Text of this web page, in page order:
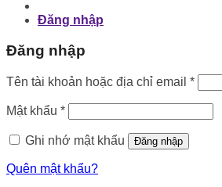
Đăng nhập
Đăng nhập
Tên tài khoản hoặc địa chỉ email *Bắt
buộc
Mật khẩu *Bắt
buộc
Ghi nhớ mật khẩu
Đăng nhập
Quên mật khẩu?